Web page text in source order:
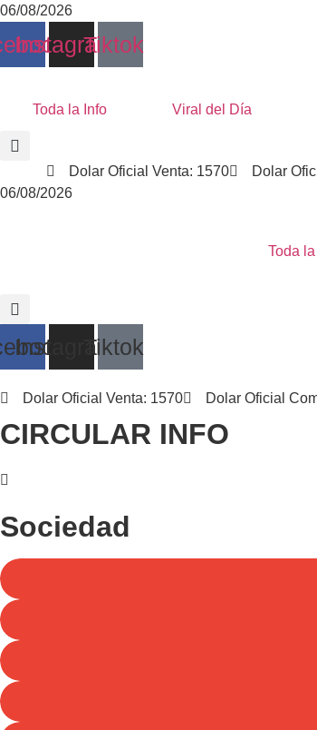
Ir
contenido
06/08/2026
Instagram
Tiktok
Toda la Info
Viral del Día
Dolar Oficial Venta: 1570 Dolar
06/08/2026
Toda
InstagramTiktok
Dolar Oficial Venta: 1570 Dolar Oficial
CIRCULAR INFO
Sociedad